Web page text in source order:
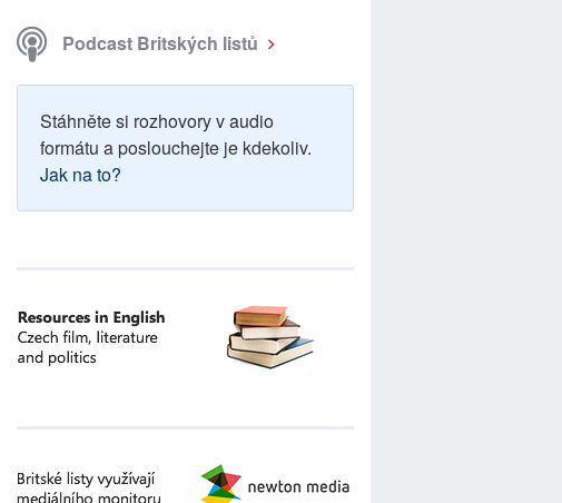
Podcast Britských listů
Stáhněte si rozhovory v audio
formátu a poslouchejte je kdekoliv.
Jak na to?